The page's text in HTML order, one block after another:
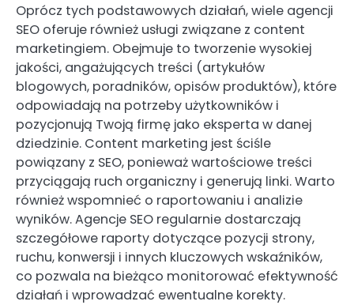
Oprócz tych podstawowych działań, wiele agencji
SEO oferuje również usługi związane z content
marketingiem. Obejmuje to tworzenie wysokiej
jakości, angażujących treści (artykułów
blogowych, poradników, opisów produktów), które
odpowiadają na potrzeby użytkowników i
pozycjonują Twoją firmę jako eksperta w danej
dziedzinie. Content marketing jest ściśle
powiązany z SEO, ponieważ wartościowe treści
przyciągają ruch organiczny i generują linki. Warto
również wspomnieć o raportowaniu i analizie
wyników. Agencje SEO regularnie dostarczają
szczegółowe raporty dotyczące pozycji strony,
ruchu, konwersji i innych kluczowych wskaźników,
co pozwala na bieżąco monitorować efektywność
działań i wprowadzać ewentualne korekty.